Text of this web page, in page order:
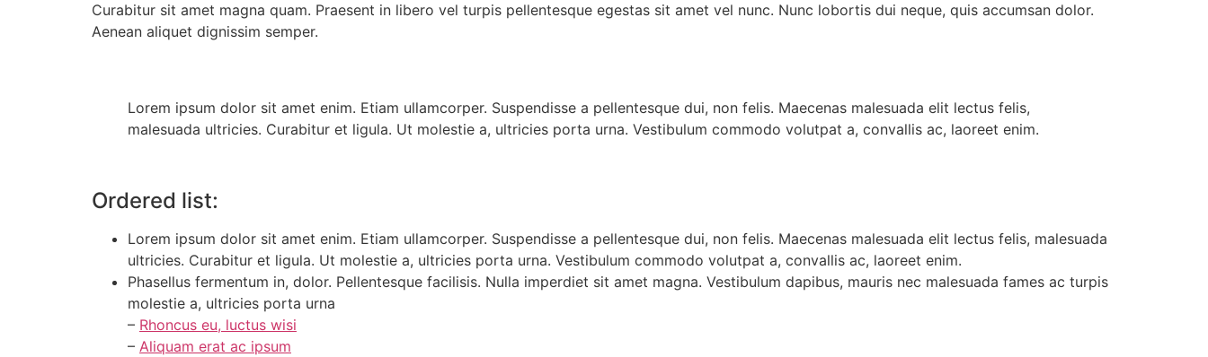
Curabitur sit amet magna quam. Praesent in libero vel turpis pellentesque egestas sit amet vel nunc. Nunc lobortis dui neque, quis accumsan dolor.
Aenean aliquet dignissim semper.
Lorem ipsum dolor sit amet enim. Etiam ullamcorper. Suspendisse a pellentesque dui, non felis. Maecenas malesuada elit lectus felis,
malesuada ultricies. Curabitur et ligula. Ut molestie a, ultricies porta urna. Vestibulum commodo volutpat a, convallis ac, laoreet enim.
Ordered list:
Lorem ipsum dolor sit amet enim. Etiam ullamcorper. Suspendisse a pellentesque dui, non felis. Maecenas malesuada elit lectus felis, malesuada
ultricies. Curabitur et ligula. Ut molestie a, ultricies porta urna. Vestibulum commodo volutpat a, convallis ac, laoreet enim.
Phasellus fermentum in, dolor. Pellentesque facilisis. Nulla imperdiet sit amet magna. Vestibulum dapibus, mauris nec malesuada fames ac turpis
molestie a, ultricies porta urna
– Rhoncus eu, luctus wisi
– Aliquam erat ac ipsum